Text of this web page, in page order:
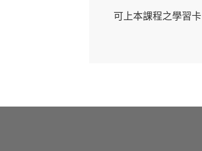
可上本課程之學習卡